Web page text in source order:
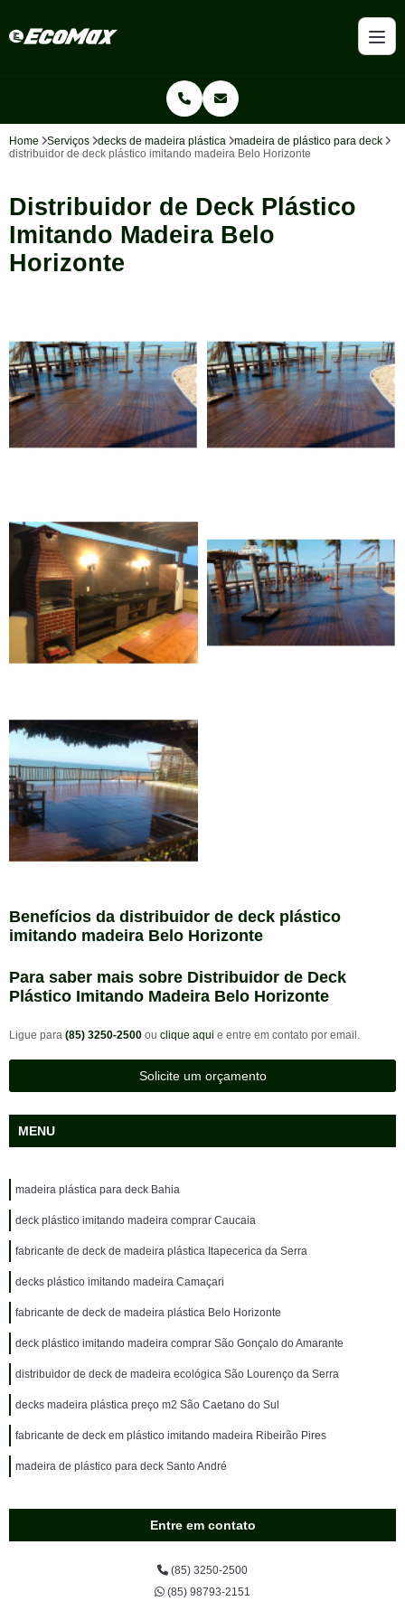
Home Serviços decks de madeira plástica
madeira de plástico para deck
distribuidor de deck plástico imitando madeira Belo Horizonte
Distribuidor de Deck Plástico
Imitando Madeira Belo
Horizonte
Benefícios da distribuidor de deck plástico
imitando madeira Belo Horizonte
Para saber mais sobre Distribuidor de Deck
Plástico Imitando Madeira Belo Horizonte
Ligue para (85) 3250-2500 ou clique aqui e entre em contato por email.
Solicite um orçamento
MENU
madeira plástica para deck Bahia
deck plástico imitando madeira comprar Caucaia
fabricante de deck de madeira plástica Itapecerica da Serra
decks plástico imitando madeira Camaçari
fabricante de deck de madeira plástica Belo Horizonte
deck plástico imitando madeira comprar São Gonçalo do Amarante
distribuidor de deck de madeira ecológica São Lourenço da Serra
decks madeira plástica preço m2 São Caetano do Sul
fabricante de deck em plástico imitando madeira Ribeirão Pires
madeira de plástico para deck Santo André
Entre em contato
(85) 3250-2500
(85) 98793-2151